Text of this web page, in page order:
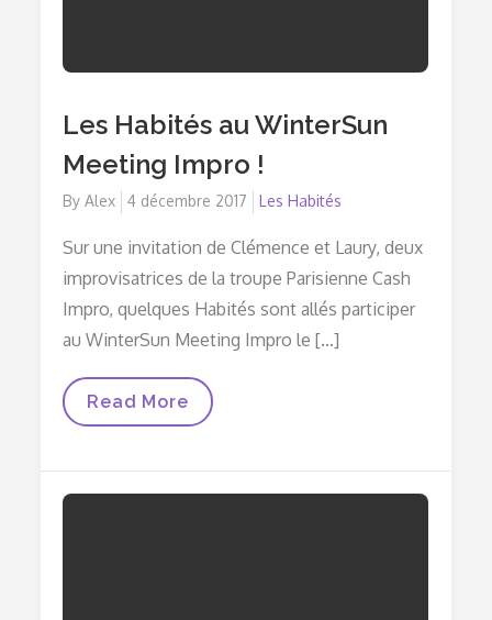
Les Habités au WinterSun
Meeting Impro !
ByAlex
Posted
4 décembre 2017 Les Habités
Sur une invitation de Clémence et Laury, deux
improvisatrices de la troupe Parisienne Cash
Impro, quelques Habités sont allés participer
au WinterSun Meeting Impro le […]
Les
Habités
Meeting
Impro
Read More